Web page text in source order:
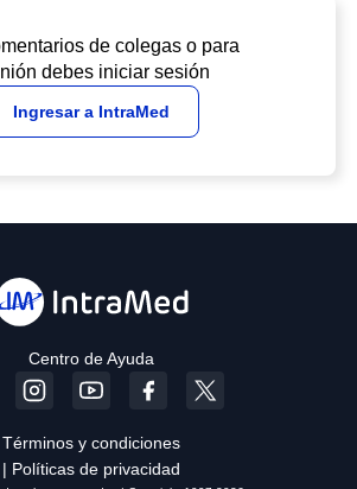
de colegas o para
debes iniciar sesión
Ingresar a IntraMed
Centro de Ayuda
Términos y condiciones
| Políticas de privacidad